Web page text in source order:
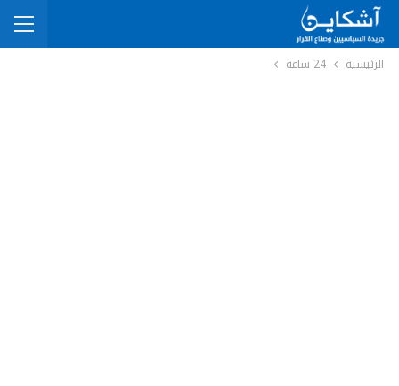
الرئيسية 24 ساعة